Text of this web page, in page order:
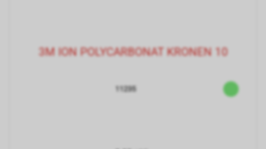
3M ION POLYCARBONAT KRONEN 10
11235